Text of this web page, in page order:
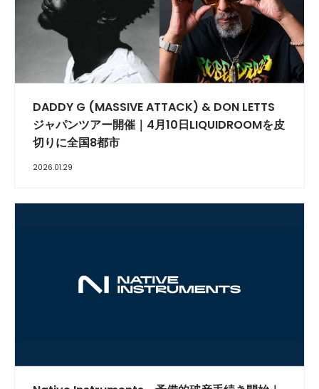
DADDY G (MASSIVE ATTACK) & DON LETTS
ジャパンツアー開催｜4月10日LIQUIDROOMを皮
切りに全国8都市
2026.01.29